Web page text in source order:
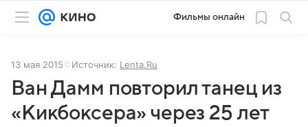
Фильмы онлайн
13 мая 2015 Источник: Lenta.Ru
Ван Дамм повторил танец из
«Кикбоксера» через 25 лет